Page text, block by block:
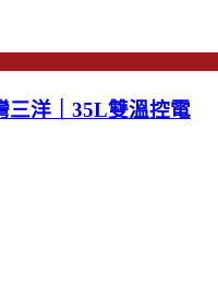
三洋｜35L雙溫控電